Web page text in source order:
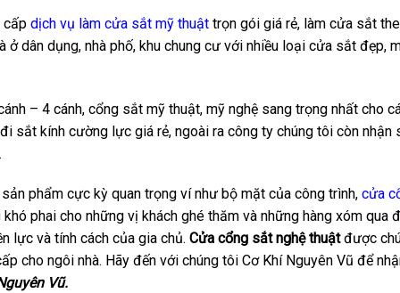
cấp dịch vụ làm cửa sắt mỹ thuậttrọn gói giá rẻ, làm cửa sắt
ở dân dụng, nhà phố, khu chung cư với nhiều loại cửa sắt đẹp,
– 4 cánh, cổng sắt mỹ thuật, mỹ nghệ sang trọng nhất cho
sắt kính cường lực giá rẻ, ngoài ra công ty chúng tôi còn nhận
phẩm cực kỳ quan trọng ví như bộ mặt của công trình, cửa
phai cho những vị khách ghé thăm và những hàng xóm
lực và tính cách của gia chủ. Cửa cổng sắt nghệ thuậtđược
cho ngôi nhà. Hãy đến với chúng tôi Cơ Khí Nguyên Vũ để
Vũ.